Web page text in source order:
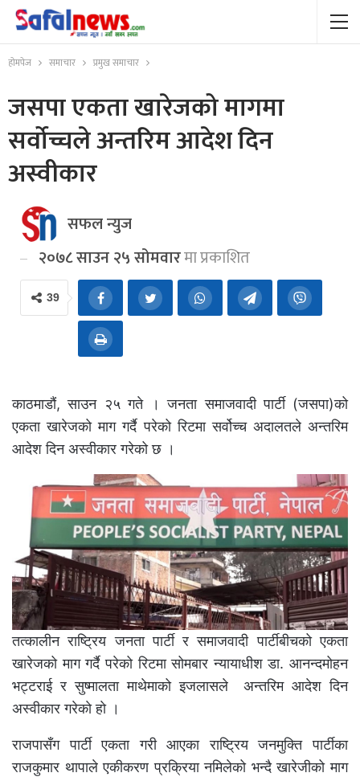
होमपेज समाचार प्रमुख समाचार
जसपा एकता खारेजको मागमा
सर्वोच्चले अन्तरिम आदेश दिन
अस्वीकार
सफल न्युज
२०७८ साउन २५ सोमवारमा प्रकाशित
39
काठमाडौं, साउन २५ गते । जनता समाजवादी पार्टी (जसपा)को
एकता खारेजको माग गर्दै परेको रिटमा सर्वोच्च अदालतले अन्तरिम
आदेश दिन अस्वीकार गरेको छ ।
तत्कालीन राष्ट्रिय जनता पार्टी र समाजवादी पार्टीबीचको एकता
खारेजको माग गर्दै परेको रिटमा सोमबार न्यायाधीश डा. आनन्दमोहन
भट्टराई र सुष्मालता माथेमाको इजलासले अन्तरिम आदेश दिन
अस्वीकार गरेकाे हाे ।
राजपासँग पार्टी एकता गरी आएका राष्ट्रिय जनमुक्ति पार्टीका
राजकुमार थापाले एकीकरण प्रक्रिया नमिलेको भन्दै खारेजीको माग